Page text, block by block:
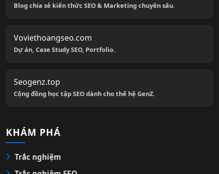
Blog chia sẻ kiến thức SEO & Marketing chuyên sâu.
Voviethoangseo.com
Dự án, Case Study SEO, Portfolio.
Seogenz.top
Cộng đồng học tập SEO dành cho thế hệ GenZ.
KHÁM PHÁ
Trắc nghiệm